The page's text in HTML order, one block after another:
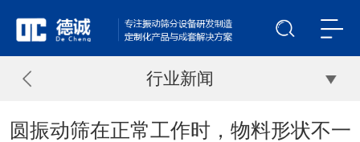
行业新闻
圆振动筛在正常工作时，物料形状不一